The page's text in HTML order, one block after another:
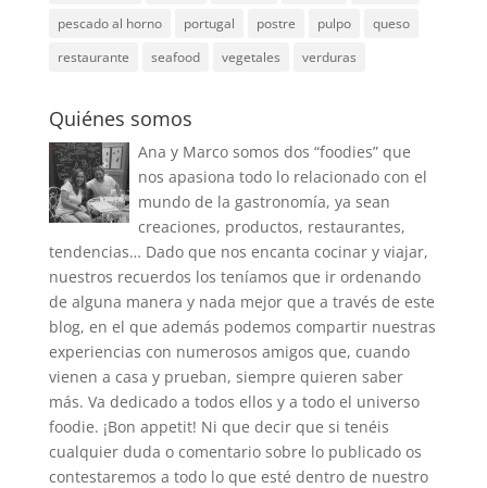
pescado al horno
portugal postre pulpo
queso
restaurante
seafood vegetales verduras
Quiénes somos
Ana y Marco somos dos “foodies” que
nos apasiona todo lo relacionado con el
mundo de la gastronomía, ya sean
creaciones, productos, restaurantes,
tendencias… Dado que nos encanta cocinar y viajar,
nuestros recuerdos los teníamos que ir ordenando
de alguna manera y nada mejor que a través de este
blog, en el que además podemos compartir nuestras
experiencias con numerosos amigos que, cuando
vienen a casa y prueban, siempre quieren saber
más. Va dedicado a todos ellos y a todo el universo
foodie. ¡Bon appetit! Ni que decir que si tenéis
cualquier duda o comentario sobre lo publicado os
contestaremos a todo lo que esté dentro de nuestro